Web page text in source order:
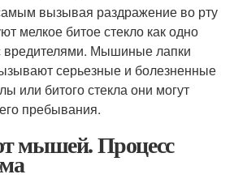
вызывая раздражение во рту
мелкое битое стекло как одно
вредителями. Мышиные лапки
серьезные и болезненные
или битого стекла они могут
пребывания.
мышей. Процесс